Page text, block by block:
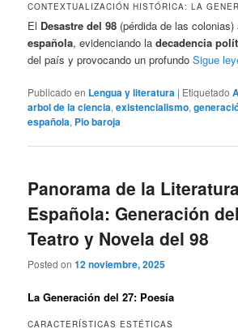
CONTEXTUALIZACIÓN HISTÓRICA: LA
El Desastre del 98 (pérdida de las
española, evidenciando ladecadencia
del país y provocando un profundoSigue
Publicado en Lengua y literatura | Etiquetado
arbol de la ciencia,existencialismo,
española, Pio baroja
Panorama de la Literatura
Española: Generación
Teatro y Novela del 98
Posted on12 noviembre, 2025
La Generación del 27: Poesía
CARACTERÍSTICAS ESTÉTICAS